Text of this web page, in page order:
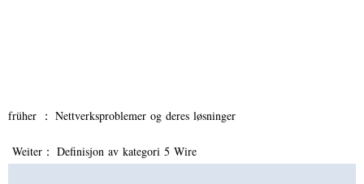
früher ： Nettverksproblemer og deres løsninger
Weiter： Definisjon av kategori 5 Wire